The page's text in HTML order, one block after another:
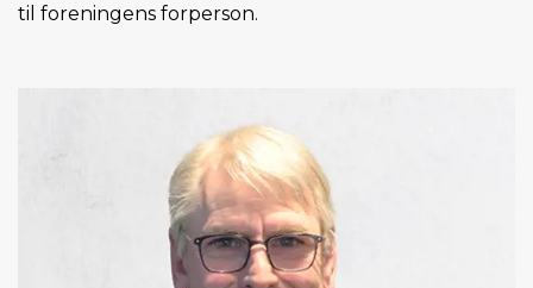
til foreningens forperson.